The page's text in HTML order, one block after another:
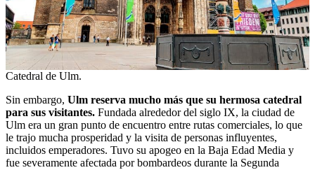
Catedral de Ulm.
Sin embargo, Ulm reserva mucho más que su hermosa catedral
para sus visitantes. Fundada alrededor del siglo IX, la ciudad de
Ulm era un gran punto de encuentro entre rutas comerciales, lo que
le trajo mucha prosperidad y la visita de personas influyentes,
incluidos emperadores. Tuvo su apogeo en la Baja Edad Media y
fue severamente afectada por bombardeos durante la Segunda